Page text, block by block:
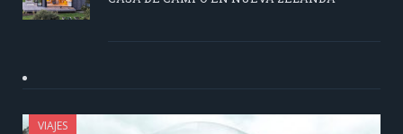
VIAJES